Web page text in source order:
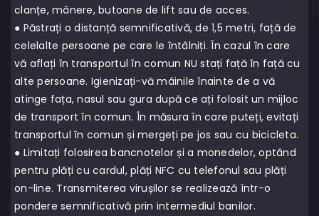
clanțe, mânere, butoane de lift sau de acces.
● Păstrați o distanță semnificativă, de 1,5 metri, față de
celelalte persoane pe care le întâlniți. În cazul în care
vă aflați în transportul în comun NU stați față în față cu
alte persoane. Igienizați-vă mâinile înainte de a vă
atinge fața, nasul sau gura după ce ați folosit un mijloc
de transport în comun. În măsura în care puteți, evitați
transportul în comun și mergeți pe jos sau cu bicicleta.
● Limitați folosirea bancnotelor și a monedelor, optând
pentru plăți cu cardul, plăți NFC cu telefonul sau plăți
on-line. Transmiterea virușilor se realizează într-o
pondere semnificativă prin intermediul banilor.